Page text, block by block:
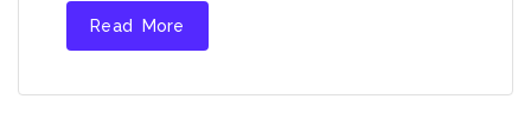
Read More